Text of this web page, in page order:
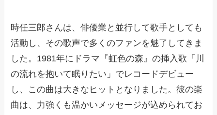
時任三郎さんは、俳優業と並行して歌手としても
活動し、その歌声で多くのファンを魅了してきま
した。1981年にドラマ『虹色の森』の挿入歌「川
の流れを抱いて眠りたい」でレコードデビュー
し、この曲は大きなヒットとなりました。彼の楽
曲は、力強くも温かいメッセージが込められてお